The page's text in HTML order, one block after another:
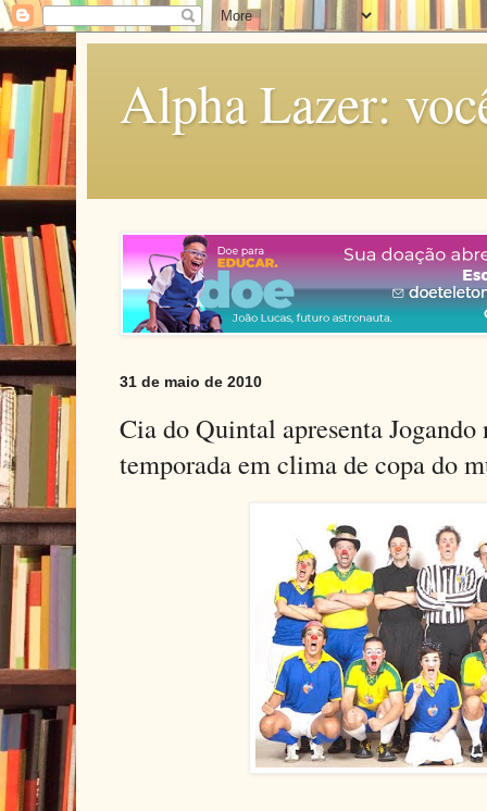
Alpha Lazer:
31 de maio de 2010
Cia do Quintal apresenta
temporada em clima de copa do